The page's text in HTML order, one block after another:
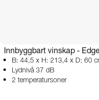
Innbyggbart vinskap -
B: 44,5 x H: 213,4 x D: 60
Lydnivå 37 dB
2 temperatursoner